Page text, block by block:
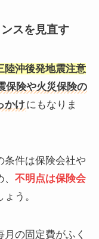
スを見直す
陸沖後発地震注意
保険や火災保険の
かけにもなりま
条件は保険会社や
不明点は保険会
う。
の固定費がふく